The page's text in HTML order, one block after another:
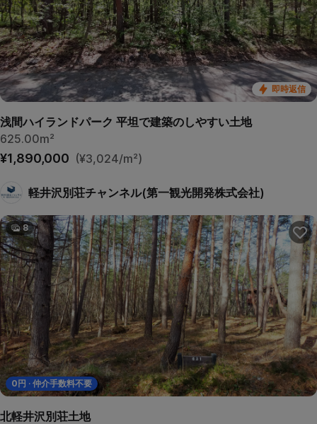
即時返信
浅間ハイランドパーク 平坦で建築のしやすい土地
625.00m²
¥1,890,000 (¥3,024/m²)
軽井沢別荘チャンネル(第一観光開発株式会社)
0 円 · 仲介手数料不要
8
北軽井沢別荘土地